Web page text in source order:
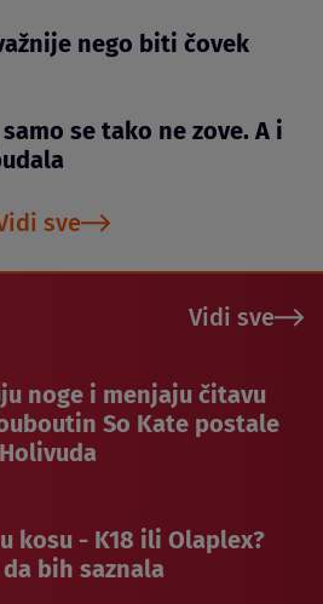
nego biti čovek
se tako ne zove. A i
sve
Vidi sve
noge i menjaju čitavu
So Kate postale
kosu - K18 ili Olaplex?
bih saznala